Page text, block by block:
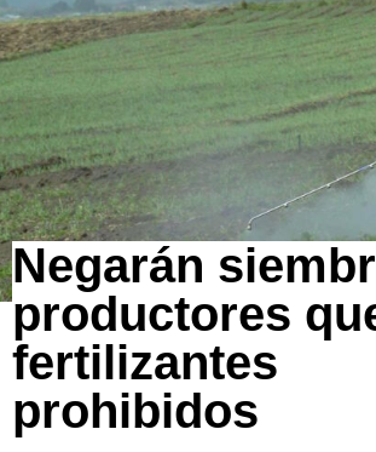
Negarán
productores
fertilizantes
prohibidos